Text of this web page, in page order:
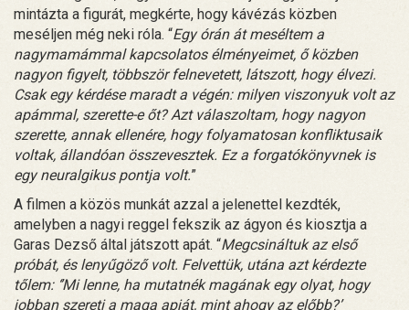
mintázta a figurát, megkérte, hogy kávézás közben
meséljen még neki róla. “Egy órán át meséltem a
nagymamámmal kapcsolatos élményeimet, ő közben
nagyon figyelt, többször felnevetett, látszott, hogy élvezi.
Csak egy kérdése maradt a végén: milyen viszonyuk volt az
apámmal, szerette-e őt? Azt válaszoltam, hogy nagyon
szerette, annak ellenére, hogy folyamatosan konfliktusaik
voltak, állandóan összevesztek. Ez a forgatókönyvnek is
egy neuralgikus pontja volt.”
A filmen a közös munkát azzal a jelenettel kezdték,
amelyben a nagyi reggel fekszik az ágyon és kiosztja a
Garas Dezső által játszott apát. “Megcsináltuk az első
próbát, és lenyűgöző volt. Felvettük, utána azt kérdezte
tőlem: ‘’Mi lenne, ha mutatnék magának egy olyat, hogy
jobban szereti a maga apját, mint ahogy az előbb?’